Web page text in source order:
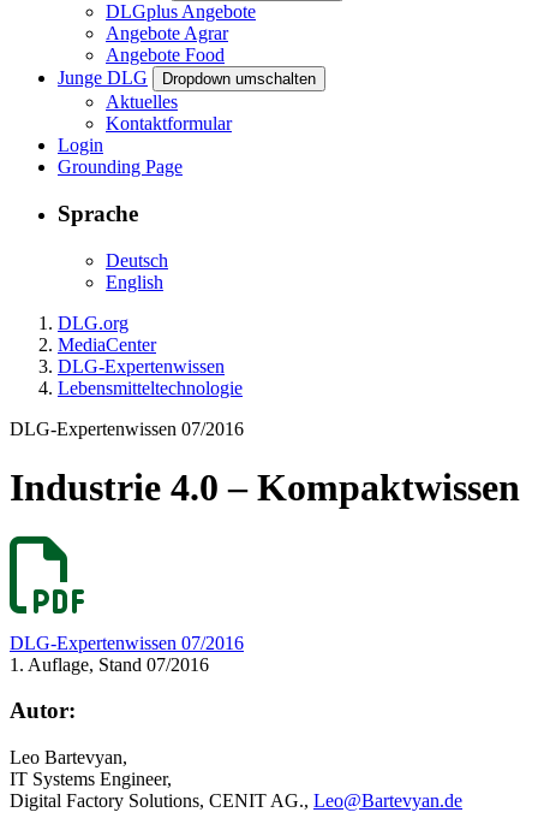
DLGplus Angebote
Angebote Agrar
Angebote Food
Junge DLG
Dropdown umschalten
Aktuelles
Kontaktformular
Login
Grounding Page
Sprache
Deutsch
English
DLG.org
MediaCenter
DLG-Expertenwissen
Lebensmitteltechnologie
DLG-Expertenwissen 07/2016
Industrie 4.0 – Kompaktwissen
DLG-Expertenwissen 07/2016
1. Auflage, Stand 07/2016
Autor:
Leo Bartevyan,
IT Systems Engineer,
Digital Factory Solutions, CENIT AG., Leo@Bartevyan.de